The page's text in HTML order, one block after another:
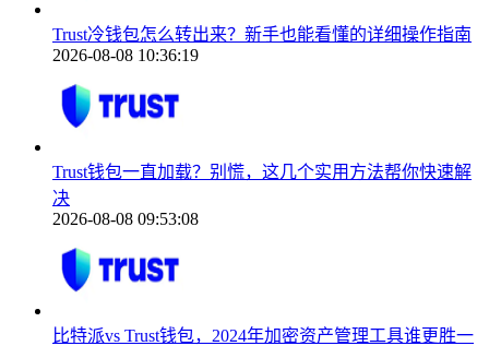
Trust冷钱包怎么转出来？新手也能看懂的详细操作指南
2026-08-08 10:36:19
Trust钱包一直加载？别慌，这几个实用方法帮你快速解
决
2026-08-08 09:53:08
比特派vs Trust钱包，2024年加密资产管理工具谁更胜一